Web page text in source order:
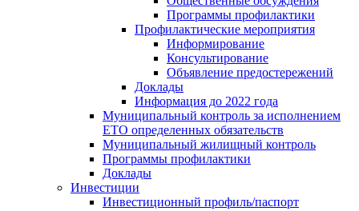
Программы профилактики
Профилактические мероприятия
Информирование
Консультирование
Объявление предостережений
Доклады
Информация до 2022 года
Муниципальный контроль за исполнением
ЕТО определенных обязательств
Муниципальный жилищный контроль
Программы профилактики
Доклады
Инвестиции
Инвестиционный профиль/паспорт